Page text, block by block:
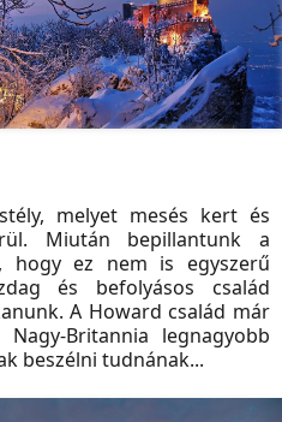
melyet mesés kert és
Miután bepillantunk a
hogy ez nem is egyszerű
és befolyásos család
A Howard család már
Britannia legnagyobb
beszélni tudnának...